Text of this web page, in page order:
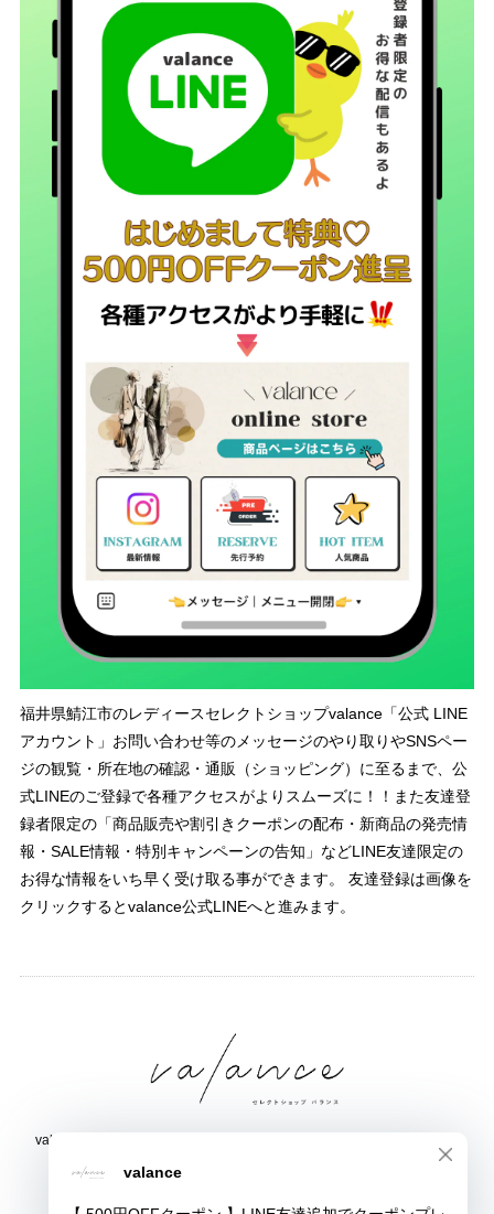
福井県鯖江市のレディースセレクトショップvalance「公式 LINE
アカウント」お問い合わせ等のメッセージのやり取りやSNSペー
ジの観覧・所在地の確認・通販（ショッピング）に至るまで、公
式LINEのご登録で各種アクセスがよりスムーズに！！また友達登
録者限定の「商品販売や割引きクーポンの配布・新商品の発売情
報・SALE情報・特別キャンペーンの告知」などLINE友達限定の
お得な情報をいち早く受け取る事ができます。 友達登録は画像を
クリックするとvalance公式LINEへと進みます。
valance 福井｜レディース セレクトショップ｜ファッション通販サイト